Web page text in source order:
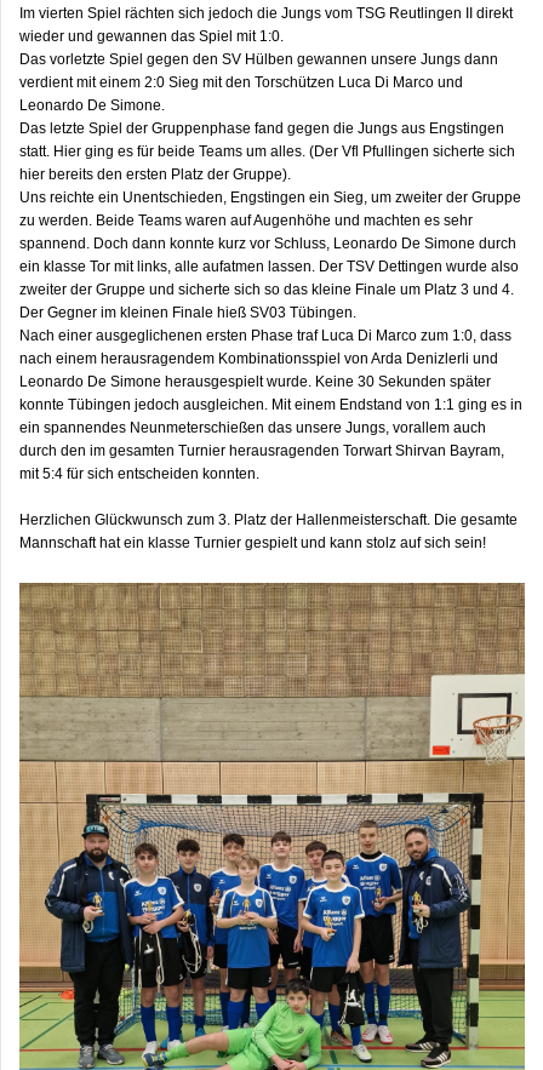
Im vierten Spiel rächten sich jedoch die Jungs vom TSG Reutlingen II direkt
wieder und gewannen das Spiel mit 1:0.
Das vorletzte Spiel gegen den SV Hülben gewannen unsere Jungs dann
verdient mit einem 2:0 Sieg mit den Torschützen Luca Di Marco und
Leonardo De Simone.
Das letzte Spiel der Gruppenphase fand gegen die Jungs aus Engstingen
statt. Hier ging es für beide Teams um alles. (Der Vfl Pfullingen sicherte sich
hier bereits den ersten Platz der Gruppe).
Uns reichte ein Unentschieden, Engstingen ein Sieg, um zweiter der Gruppe
zu werden. Beide Teams waren auf Augenhöhe und machten es sehr
spannend. Doch dann konnte kurz vor Schluss, Leonardo De Simone durch
ein klasse Tor mit links, alle aufatmen lassen. Der TSV Dettingen wurde also
zweiter der Gruppe und sicherte sich so das kleine Finale um Platz 3 und 4.
Der Gegner im kleinen Finale hieß SV03 Tübingen.
Nach einer ausgeglichenen ersten Phase traf Luca Di Marco zum 1:0, dass
nach einem herausragendem Kombinationsspiel von Arda Denizlerli und
Leonardo De Simone herausgespielt wurde. Keine 30 Sekunden später
konnte Tübingen jedoch ausgleichen. Mit einem Endstand von 1:1 ging es in
ein spannendes Neunmeterschießen das unsere Jungs, vorallem auch
durch den im gesamten Turnier herausragenden Torwart Shirvan Bayram,
mit 5:4 für sich entscheiden konnten.
Herzlichen Glückwunsch zum 3. Platz der Hallenmeisterschaft. Die gesamte
Mannschaft hat ein klasse Turnier gespielt und kann stolz auf sich sein!